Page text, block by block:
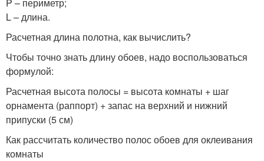
L – длина.
Расчетная длина полотна, как вычислить?
Чтобы точно знать длину обоев, надо воспользоваться
формулой:
Расчетная высота полосы = высота комнаты + шаг
орнамента (раппорт) + запас на верхний и нижний
припуски (5 см)
Как рассчитать количество полос обоев для оклеивания
комнаты